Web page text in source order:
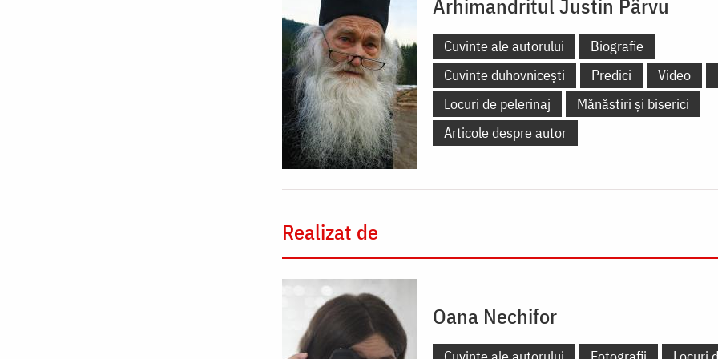
Cuvinte ale autorului
Biografie
Cuvinte duhovnicești
Predici Video
Locuri de pelerinaj
Mănăstiri și biserici
Articole despre autor
Realizat de
Oana Nechifor